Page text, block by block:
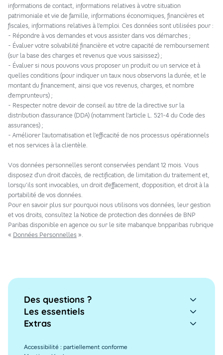
informations de contact, informations relatives à votre situation
patrimoniale et vie de famille, informations économiques, financières et
fiscales, informations relatives à l’emploi. Ces données sont utilisées pour :​
- Répondre à vos demandes et vous assister dans vos démarches ;
- Évaluer votre solvabilité financière et votre capacité de remboursement
(sur la base des charges et revenus que vous saisissez) ;
- Évaluer si nous pouvons vous proposer un produit ou un service et à
quelles conditions (pour indiquer un taux nous observons la durée, et le
montant du financement, ainsi que vos revenus, charges, et nombre
d’emprunteurs) ;
- Respecter notre devoir de conseil au titre de la directive sur la
distribution d’assurance (DDA) (notamment l’article L. 521-4 du Code des
assurances) ;
- Améliorer l’automatisation et l’efficacité de nos processus opérationnels
et nos services à la clientèle.
Vos données personnelles seront conservées pendant 12 mois. Vous
disposez d’un droit d’accès, de rectification, de limitation du traitement et,
lorsqu’ils sont invocables, un droit d’effacement, d’opposition, et droit à la
portabilité de vos données.
Pour en savoir plus sur pourquoi nous utilisons vos données, leur gestion
et vos droits, consultez la Notice de protection des données de BNP
Paribas disponible en agence ou sur le site mabanque.bnpparibas rubrique
« Données Personnelles ».
Des questions ?
Les essentiels
Extras
Accessibilité : partiellement conforme